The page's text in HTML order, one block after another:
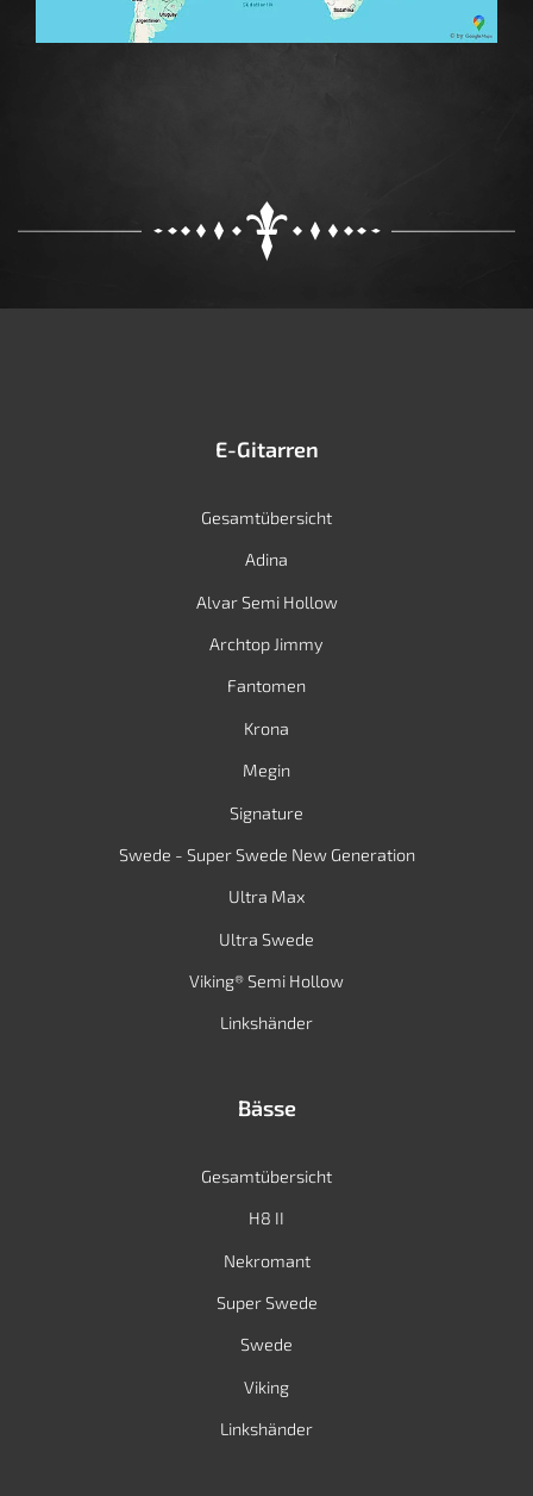
E-Gitarren
Gesamtübersicht
Adina
Alvar Semi Hollow
Archtop Jimmy
Fantomen
Krona
Megin
Signature
Swede - Super Swede New Generation
Ultra Max
Ultra Swede
Viking® Semi Hollow
Linkshänder
Bässe
Gesamtübersicht
H8 II
Nekromant
Super Swede
Swede
Viking
Linkshänder